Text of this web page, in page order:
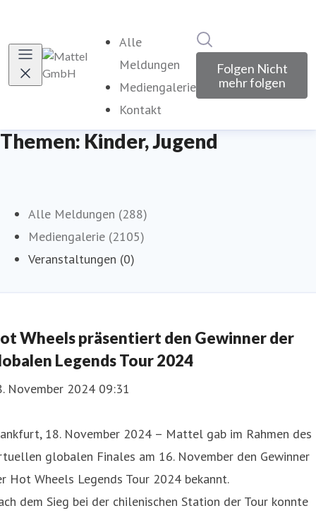
Alle
Meldungen
Mediengalerie
Kontakt
Folgen Nicht
mehr folgen
Themen: Kinder, Jugend
Alle Meldungen (288)
Mediengalerie (2105)
Veranstaltungen (0)
Wheels präsentiert den Gewinner der
Legends Tour 2024
November 2024 09:31
18. November 2024 – Mattel gab im Rahmen des
globalen Finales am 16. November den Gewinner
Hot Wheels Legends Tour 2024 bekannt.
dem Sieg bei der chilenischen Station der Tour konnte